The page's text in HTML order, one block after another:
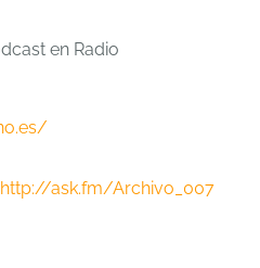
en Radio
http://ask.fm/Archivo_007